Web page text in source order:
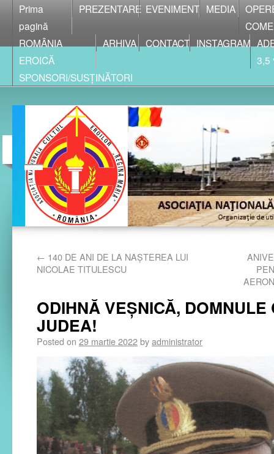
Prima
pagină
PREZENTARE EVENIMENT MEDIA
ROMÂNIA
EROICĂ
ARHIVA CONTACT INSTAGRAM
3,5
SPONSORI/SUSȚINĂTORI
← 140 DE ANI DE LA NAȘTEREA LUI
NICOLAE TITULESCU
ODIHNĂ VEȘNICĂ, DOMNULE
JUDEA!
Posted on 29 martie 2022byadministrator